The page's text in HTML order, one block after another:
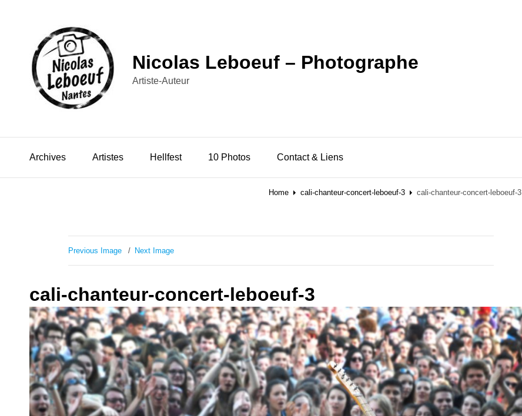
Nicolas Leboeuf – Photographe
Artiste-Auteur
Archives Artistes Hellfest 10 Photos Contact & Liens
Home cali-chanteur-concert-leboeuf-3 cali-chanteur-concert-leboeuf-3
Previous Image Next Image
cali-chanteur-concert-leboeuf-3